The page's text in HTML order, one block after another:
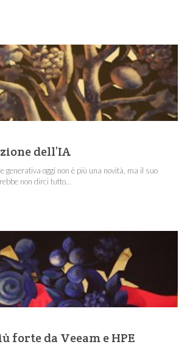
dell’IA
generativa oggi non è più una novità, ma il suo
non dirci tutto...
forte da Veeam e HPE